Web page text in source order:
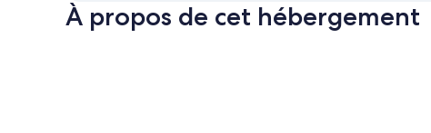
À propos de cet hébergement